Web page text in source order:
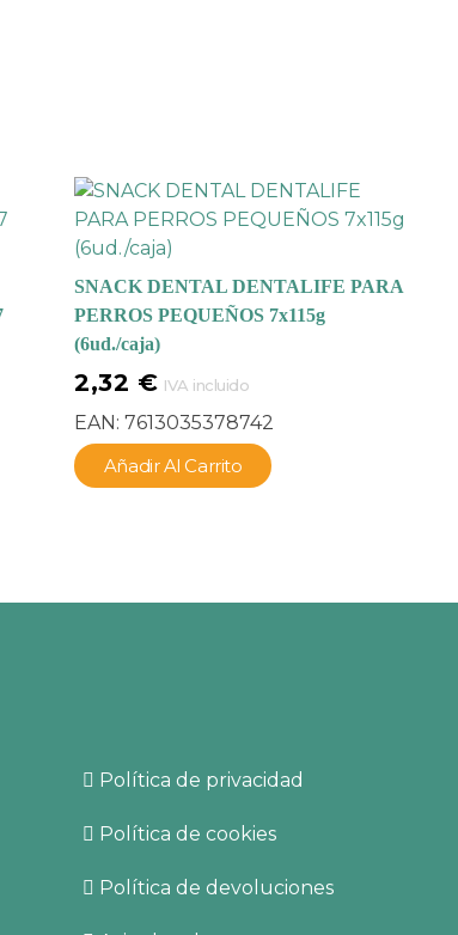
SNACK DENTAL DENTALIFE PARA
PERROS PEQUEÑOS 7x115g
(6ud./caja)
2,32 € IVA incluido
EAN: 7613035378742
Añadir Al Carrito
Política de privacidad
Política de cookies
Política de devoluciones